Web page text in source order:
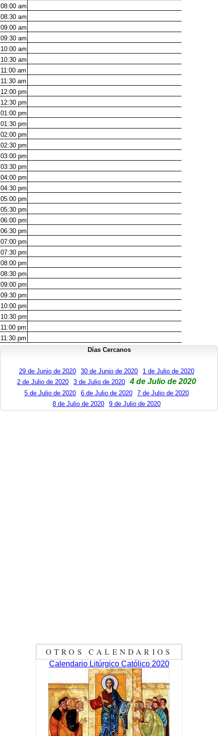
08:00 am
08:30 am
09:00 am
09:30 am
10:00 am
10:30 am
11:00 am
11:30 am
12:00 pm
12:30 pm
01:00 pm
01:30 pm
02:00 pm
02:30 pm
03:00 pm
03:30 pm
04:00 pm
04:30 pm
05:00 pm
05:30 pm
06:00 pm
06:30 pm
07:00 pm
07:30 pm
08:00 pm
08:30 pm
09:00 pm
09:30 pm
10:00 pm
10:30 pm
11:00 pm
11:30 pm
Días Cercanos
29 de Junio de 2020 30 de Junio de 2020
1 de Julio de 2020
2 de Julio de 2020
3 de Julio de 2020 4 de Julio de 2020
5 de Julio de 2020 6 de Julio de 2020
7 de Julio de 2020
8 de Julio de 2020
9 de Julio de 2020
OTROS CALENDARIOS
Calendario Litúrgico Católico 2020